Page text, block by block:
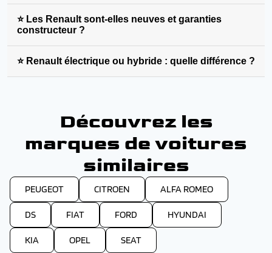
⭐ Les Renault sont-elles neuves et garanties
constructeur ?
⭐ Renault électrique ou hybride : quelle différence ?
Découvrez les
marques de voitures
similaires
PEUGEOT CITROEN ALFA ROMEO
DS FIAT FORD HYUNDAI
KIA OPEL SEAT